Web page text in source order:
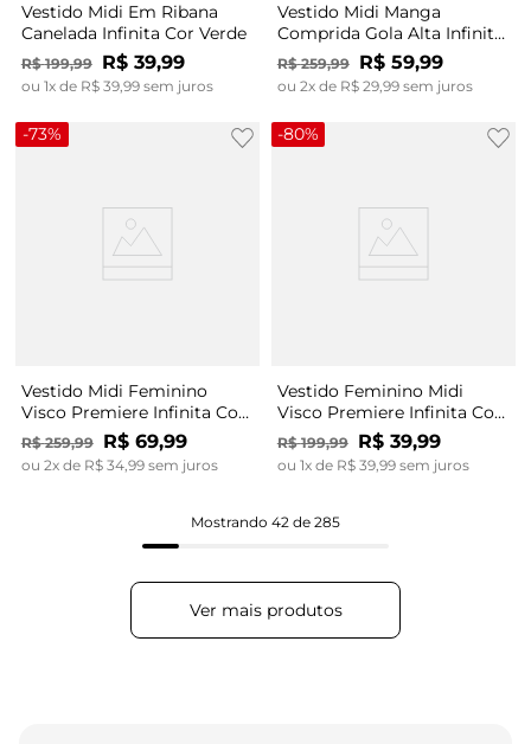
Vestido Midi Em Ribana
Canelada Infinita Cor Verde
R$ 199,99 R$ 39,99
ou 1x de R$ 39,99sem juros
Vestido Midi Manga
Comprida Gola Alta Infinita
Cor Roxo
R$ 259,99 R$ 59,99
ou 2x de R$ 29,99sem juros
-73%
Vestido Midi Feminino
Visco Premiere Infinita Cor
Azul
R$ 259,99 R$ 69,99
ou 2x de R$ 34,99sem juros
-80%
Vestido Feminino Midi
Visco Premiere Infinita Cor
Marrom
R$ 199,99 R$ 39,99
ou 1x de R$ 39,99sem juros
Mostrando 42 de 285